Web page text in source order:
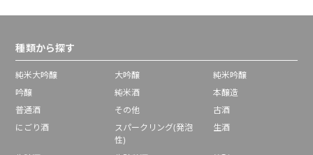
種類から探す
純米大吟醸 大吟醸
純米吟醸
吟醸
純米酒
本醸造
普通酒
その他
古酒
にごり酒
スパークリング(発泡
性)
生酒